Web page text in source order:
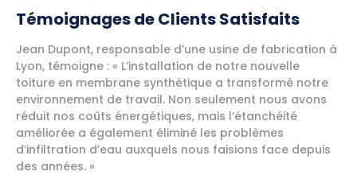
Témoignages de Clients Satisfaits
Jean Dupont, responsable d’une usine de fabrication à
Lyon, témoigne : « L’installation de notre nouvelle
toiture en membrane synthétique a transformé notre
environnement de travail. Non seulement nous avons
réduit nos coûts énergétiques, mais l’étanchéité
améliorée a également éliminé les problèmes
d’infiltration d’eau auxquels nous faisions face depuis
des années. »